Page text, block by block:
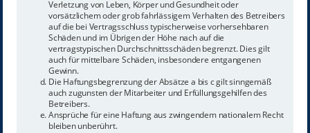
Verletzung von Leben, Körper und Gesundheit oder
vorsätzlichem oder grob fahrlässigem Verhalten des Betreibers
auf die bei Vertragsschluss typischerweise vorhersehbaren
Schäden und im Übrigen der Höhe nach auf die
vertragstypischen Durchschnittsschäden begrenzt. Dies gilt
auch für mittelbare Schäden, insbesondere entgangenen
Gewinn.
Die Haftungsbegrenzung der Absätze a bis c gilt sinngemäß
auch zugunsten der Mitarbeiter und Erfüllungsgehilfen des
Betreibers.
Ansprüche für eine Haftung aus zwingendem nationalem Recht
bleiben unberührt.